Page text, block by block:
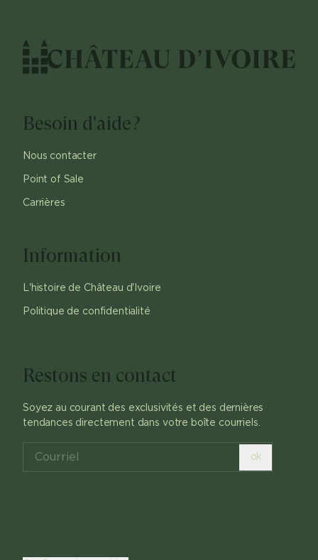
Besoin d'aide?
Nous contacter
Point of Sale
Carrières
Information
L'histoire de Château d'Ivoire
Politique de confidentialité
Restons en contact
Soyez au courant des exclusivités et des dernières
tendances directement dans votre boîte courriels.
ok